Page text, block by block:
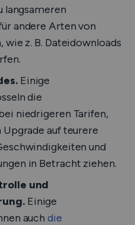
langsameren
andere Arten von
wie z. B. Dateidownloads
Einige
die
niedrigeren Tarifen,
auf teurere
und
in Betracht ziehen.
und
Einige
auchdie